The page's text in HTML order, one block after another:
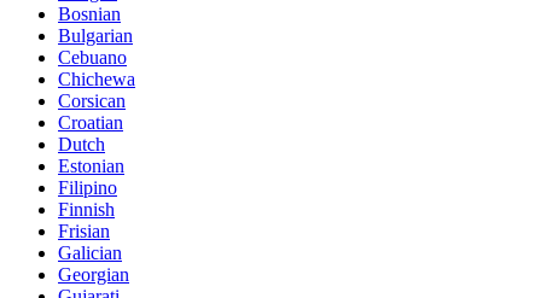
Bosnian
Bulgarian
Cebuano
Chichewa
Corsican
Croatian
Dutch
Estonian
Filipino
Finnish
Frisian
Galician
Georgian